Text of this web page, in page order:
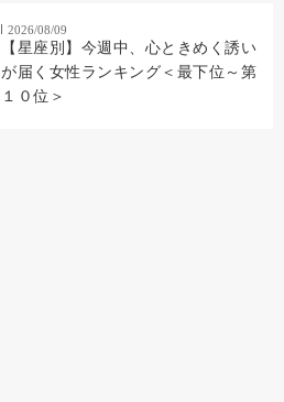
2026/08/09
【星座別】今週中、心ときめく誘い
が届く女性ランキング＜最下位～第
１０位＞